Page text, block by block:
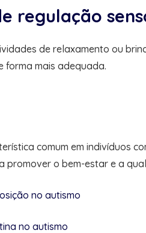
regulação
de relaxamento ou
forma mais adequada.
comum em indivíduos
o bem-estar e a
no autismo
no autismo